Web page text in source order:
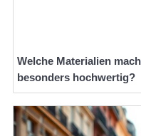
Welche Materialien
besonders hochwertig?